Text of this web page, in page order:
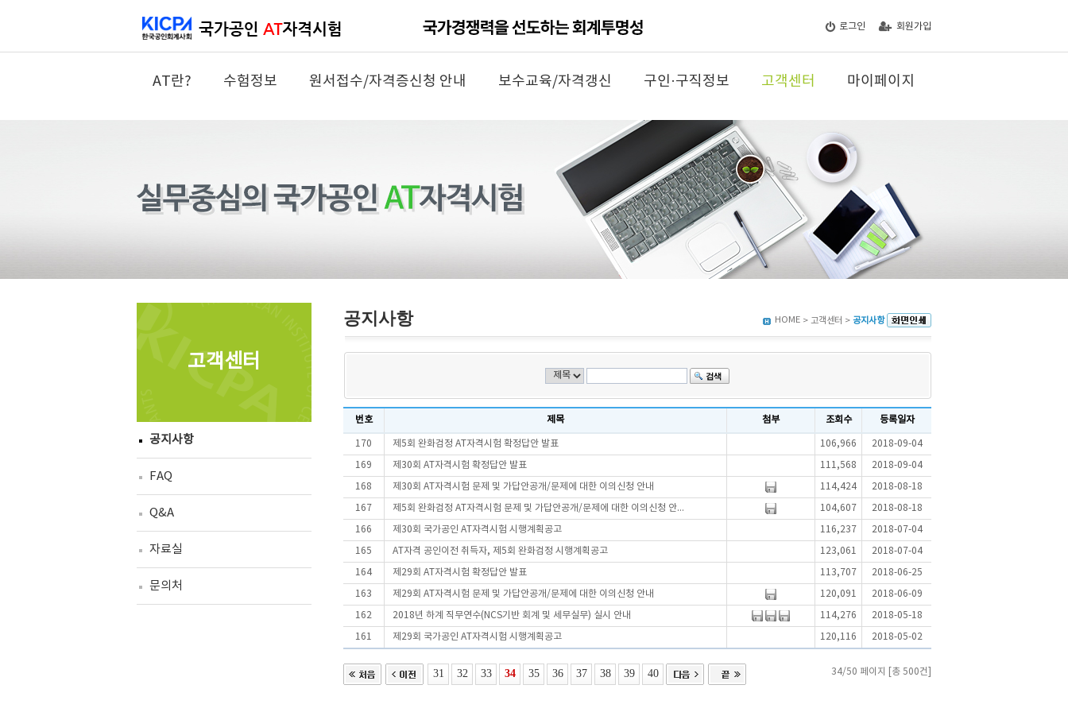
로그인 회원가입
AT란? 수험정보 원서접수/자격증신청 안내 보수교육/자격갱신 구인·구직정보 고객센터 마이페이지
고객센터
공지사항
FAQ
Q&A
자료실
문의처
공지사항 HOME > 고객센터 > 공지사항
번호 제목 첨부 조회수 등록일자
170 제5회 완화검정 AT자격시험 확정답안 발표 106,966 2018-09-04
169 제30회 AT자격시험 확정답안 발표 111,568 2018-09-04
168 제30회 AT자격시험 문제 및 가답안공개/문제에 대한 이의신청 안내 114,424 2018-08-18
167 제5회 완화검정 AT자격시험 문제 및 가답안공개/문제에 대한 이의신청 안... 104,607 2018-08-18
166 제30회 국가공인 AT자격시험 시행계획공고 116,237 2018-07-04
165 AT자격 공인이전 취득자, 제5회 완화검정 시행계획공고 123,061 2018-07-04
164 제29회 AT자격시험 확정답안 발표 113,707 2018-06-25
163 제29회 AT자격시험 문제 및 가답안공개/문제에 대한 이의신청 안내 120,091 2018-06-09
162 2018년 하계 직무연수(NCS기반 회계 및 세무실무) 실시 안내 114,276 2018-05-18
161 제29회 국가공인 AT자격시험 시행계획공고 120,116 2018-05-02
31 32 33 34 35 36 37 38 39 40 34/50 페이지 [총 500건]